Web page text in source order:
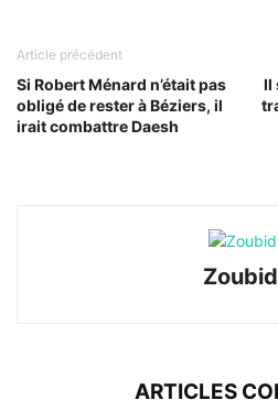
Article précédent
Si Robert Ménard n’était pas
obligé de rester à Béziers, il
irait combattre Daesh
Il
ARTICLES